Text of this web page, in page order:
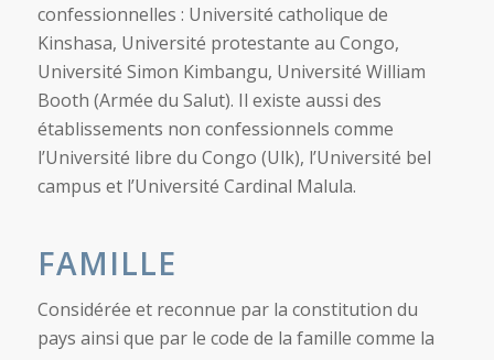
confessionnelles : Université catholique de
Kinshasa, Université protestante au Congo,
Université Simon Kimbangu, Université William
Booth (Armée du Salut). Il existe aussi des
établissements non confessionnels comme
l’Université libre du Congo (Ulk), l’Université bel
campus et l’Université Cardinal Malula.
FAMILLE
Considérée et reconnue par la constitution du
pays ainsi que par le code de la famille comme la